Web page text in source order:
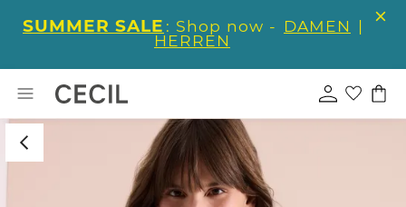
SUMMER SALE : Shop now - DAMEN |
HERREN